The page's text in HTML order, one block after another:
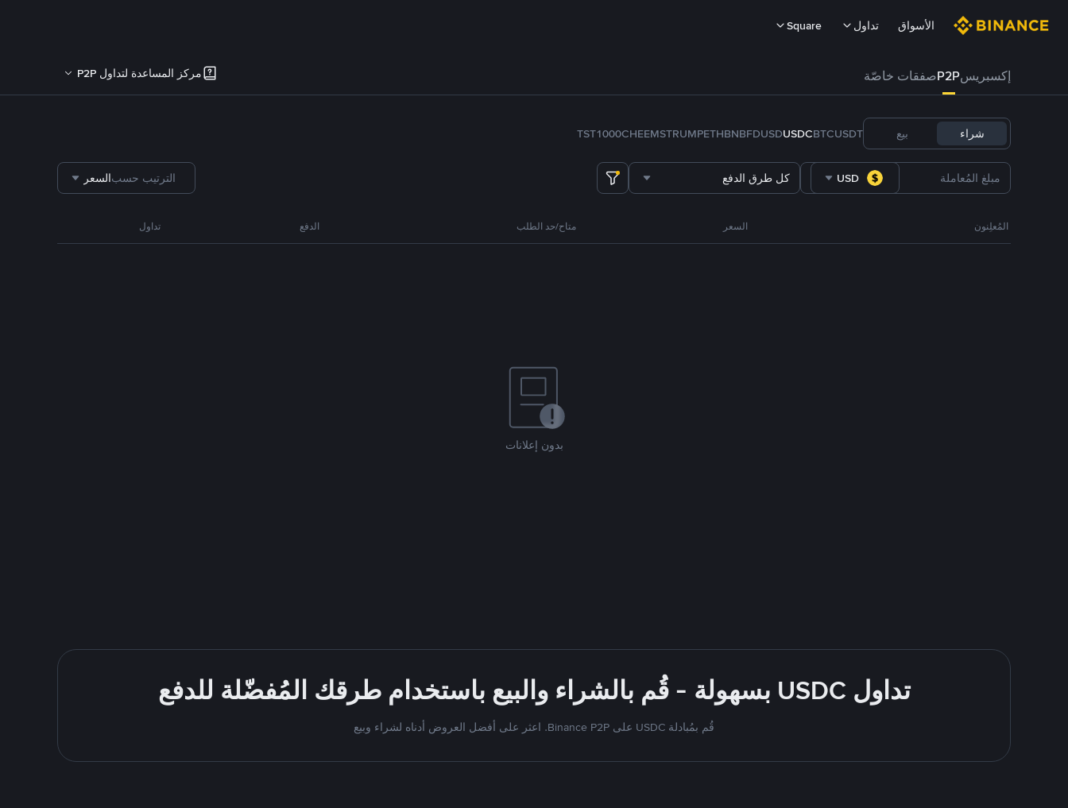
الأسواق تداول Square
إكسبريسP2Pصفقات خاصّة مركز المساعدة لتداول P2P
شراء بيع USDT
BTC
USDC
FDUSD
BNB
ETH
TRUMP
1000CHEEMS
TST
USD كل طرق الدفع الترتيب حسبالسعر
المُعلِنون السعر متاح/حد الطلب الدفع تداول
بدون إعلانات
تداول USDC بسهولة - قُم بالشراء والبيع باستخدام طرقك المُفضّلة للدفع
قُم بمُبادلة USDC على Binance P2P. اعثر على أفضل العروض أدناه لشراء وبيع